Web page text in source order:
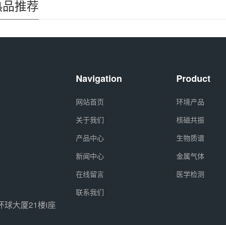
推荐
球大厦21楼i座
Navigation
网站首页
关于我们
产品中心
新闻中心
在线留言
联系我们
Product
环境产品
核磁共振
生物质谱
金属气体
医学检测